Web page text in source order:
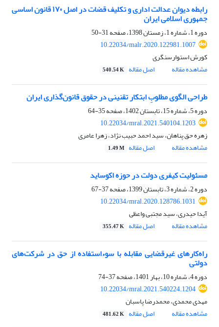
رابطه دیوان عدالت اداری و تکلیف قضات در اصل ۱۷۰ قانون اساسی
جمهوری اسلامی ایران
دوره 1، شماره 1، زمستان 1398، صفحه
31-50
10.22034/malr.2020.122981.1007
کورش استوارسنگری
مشاهده مقاله
اصل مقاله 540.54 K
طراحی الگوی مطلوبِ ابتکار تقنینی در حقوق قانون‌گذاری ایران
دوره 5، شماره 15، تابستان 1402، صفحه
35-64
10.22034/mral.2021.540104.1203
زهره حق پناهان، سید احمد حبیب نژاد، زهرا عامری
مشاهده مقاله
اصل مقاله 1.49 M
مسئولیت کیفری دولت در حوزه اکوساید
دوره 2، شماره 3، تابستان 1399، صفحه
37-67
10.22034/mral.2020.128786.1031
آیدا حیدری، سید مجتبی واعظی
مشاهده مقاله
اصل مقاله 355.47 K
راه‌کارهای غیرقضایی مقابله با سوءاستفاده از حق در شرکت‌های
دولتی
دوره 4، شماره 10، بهار 1401، صفحه
37-74
10.22034/mral.2021.540224.1204
مهدی محمدی، محمدرضا پاسبان
مشاهده مقاله
اصل مقاله 481.62 K